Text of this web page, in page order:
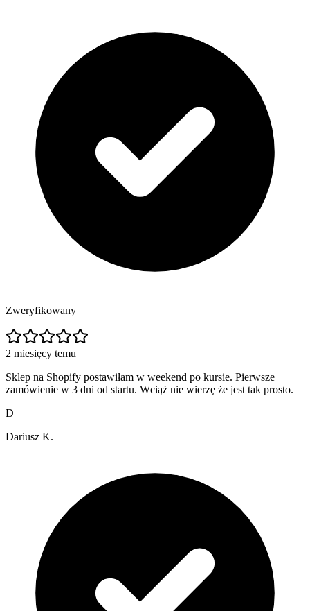
Zweryfikowany
2 miesięcy temu
Sklep na Shopify postawiłam w weekend po kursie. Pierwsze
zamówienie w 3 dni od startu. Wciąż nie wierzę że jest tak prosto.
D
Dariusz K.